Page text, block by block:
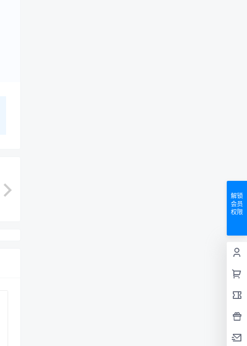
解锁
会员
权限